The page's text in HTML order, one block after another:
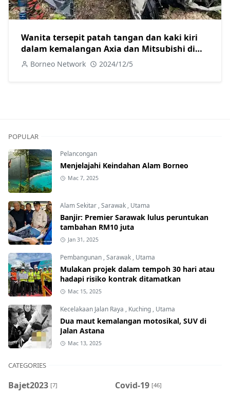
Wanita tersepit patah tangan dan kaki kiri
dalam kemalangan Axia dan Mitsubishi di
Jalan Camar
Borneo Network 2024/12/5
POPULAR
Pelancongan
Menjelajahi Keindahan Alam Borneo
Mac 7, 2025
Alam Sekitar ,Sarawak , Utama
Banjir: Premier Sarawak lulus peruntukan
tambahan RM10 juta
Jan 31, 2025
Pembangunan ,Sarawak , Utama
Mulakan projek dalam tempoh 30 hari atau
hadapi risiko kontrak ditamatkan
Mac 15, 2025
Kecelakaan Jalan Raya , Kuching , Utama
Dua maut kemalangan motosikal, SUV di
Jalan Astana
Mac 13, 2025
CATEGORIES
Bajet2023 [7] Covid-19 [46]